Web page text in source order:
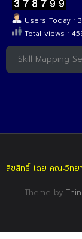
Users Today :
Total views :
Skill Mapping
ลิขสิทธิ์ โดย คณะวิทย
Theme by